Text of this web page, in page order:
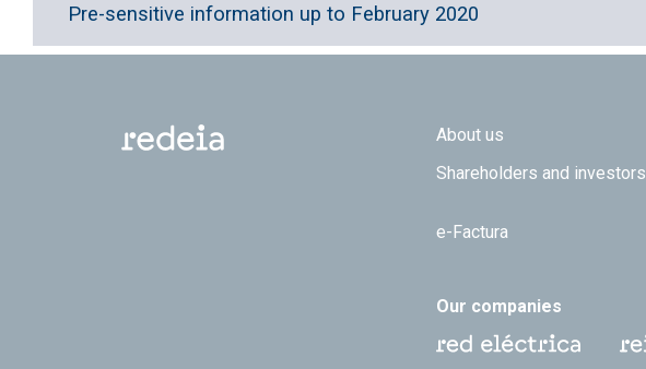
Pre-sensitive information up to February 2020
Footer TOP
About us
Shareholders and investors
e-Factura
Our companies